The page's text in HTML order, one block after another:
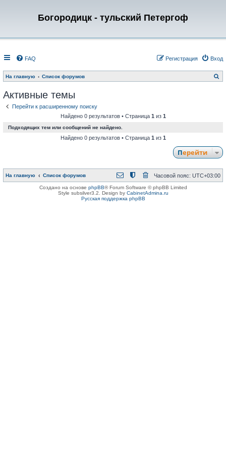
Богородицк - тульский Петергоф
FAQ Вход
Регистрация
На главную Список форумов
о
Активные темы
Перейти к расширенному поиску
Найдено 0 результатов • Страница 1 из 1
Подходящих тем или сообщений не найдено.
Найдено 0 результатов • Страница 1 из 1
Перейти
На главную Список форумов Часовой пояс: UTC+03:00
Создано на основе phpBB® Forum Software © phpBB Limited
Style subsilver3.2. Design by CabinetAdmina.ru
Русская поддержка phpBB